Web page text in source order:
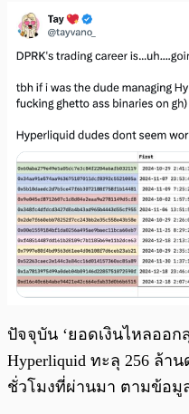
ปัจจุบัน ‘ยอดเงินไหลออ
Hyperliquid ทะลุ 256 ล้า
ชั่วโมงที่ผ่านมา ตามข้อมู